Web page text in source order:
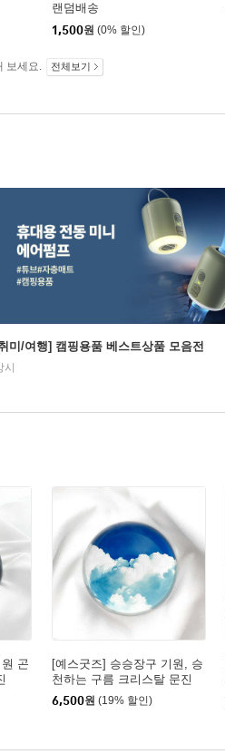
랜덤배송
1,500원 (0% 할인)
보세요. 전체보기
미/여행] 캠핑용품 베스트상품 모음전
시
곤
[예스굿즈] 승승장구 기원, 승
천하는 구름 크리스탈 문진
6,500원 (19% 할인)